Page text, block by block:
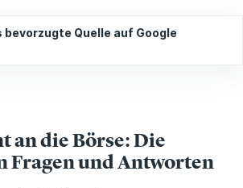
bevorzugte Quelle auf Google
an die Börse: Die
Fragen und Antworten